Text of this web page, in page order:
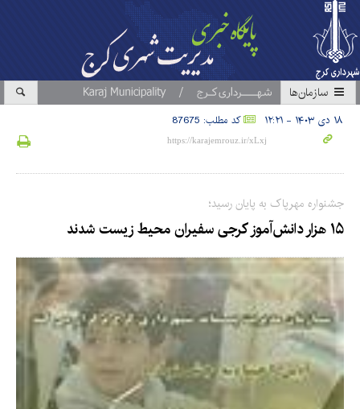
سازمان‎ها
۱۸ دی ۱۴۰۳ - ۱۲:۲۱ کد مطلب: 87675
جشنواره مهرپاک به پایان رسید؛
۱۵ هزار دانش‌آموز کرجی سفیران محیط زیست شدند